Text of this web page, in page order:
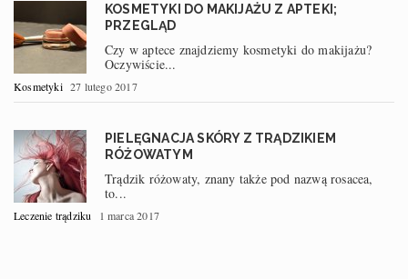
KOSMETYKI DO MAKIJAŻU Z APTEKI;
PRZEGLĄD
Czy w aptece znajdziemy kosmetyki do makijażu?
Oczywiście...
Kosmetyki 27 lutego 2017
PIELĘGNACJA SKÓRY Z TRĄDZIKIEM
RÓŻOWATYM
Trądzik różowaty, znany także pod nazwą rosacea,
to...
Leczenie trądziku 1 marca 2017